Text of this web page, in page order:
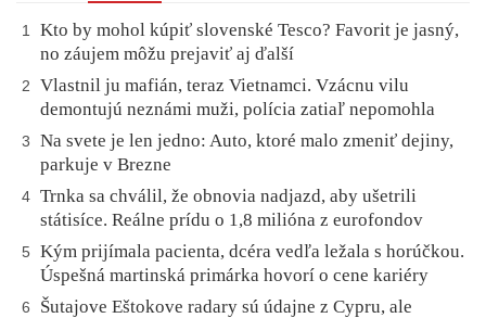
1
Kto by mohol kúpiť slovenské Tesco? Favorit je jasný,
no záujem môžu prejaviť aj ďalší
2
Vlastnil ju mafián, teraz Vietnamci. Vzácnu vilu
demontujú neznámi muži, polícia zatiaľ nepomohla
3
Na svete je len jedno: Auto, ktoré malo zmeniť dejiny,
parkuje v Brezne
4 Trnka sa chválil, že obnovia nadjazd, aby ušetrili
státisíce. Reálne prídu o 1,8 milióna z eurofondov
5
Kým prijímala pacienta, dcéra vedľa ležala s horúčkou.
Úspešná martinská primárka hovorí o cene kariéry
6
Šutajove Eštokove radary sú údajne z Cypru, ale